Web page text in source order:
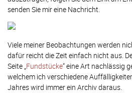
senden Sie mir eine Nachricht.
Viele meiner Beobachtungen werden
dafür reicht die Zeit einfach nicht aus.
Seite „Fundstücke“ eine Art nachlässig
welchem ich verschiedene
Jahres wird immer ein Archiv daraus.